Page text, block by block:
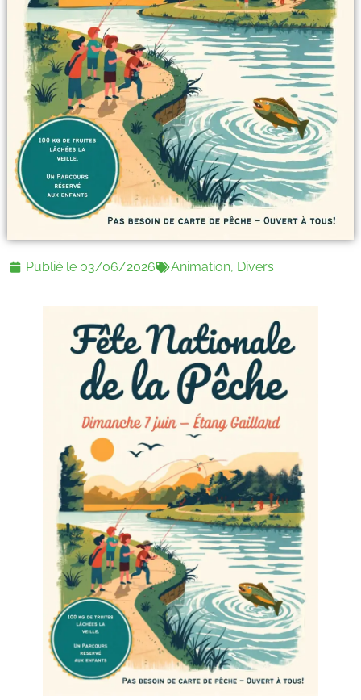
Publié le 03/06/2026 Animation, Divers